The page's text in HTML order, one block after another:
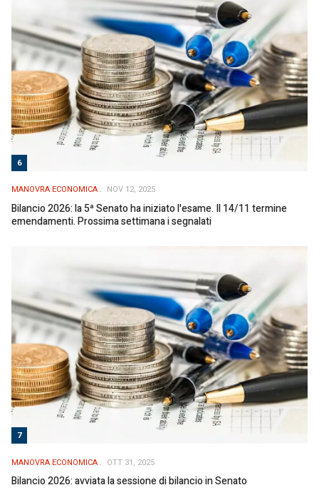
6
MANOVRA ECONOMICA NOV 12, 2025
Bilancio 2026: la 5ª Senato ha iniziato l'esame. Il 14/11 termine
emendamenti. Prossima settimana i segnalati
7
MANOVRA ECONOMICA OTT 31, 2025
Bilancio 2026: avviata la sessione di bilancio in Senato